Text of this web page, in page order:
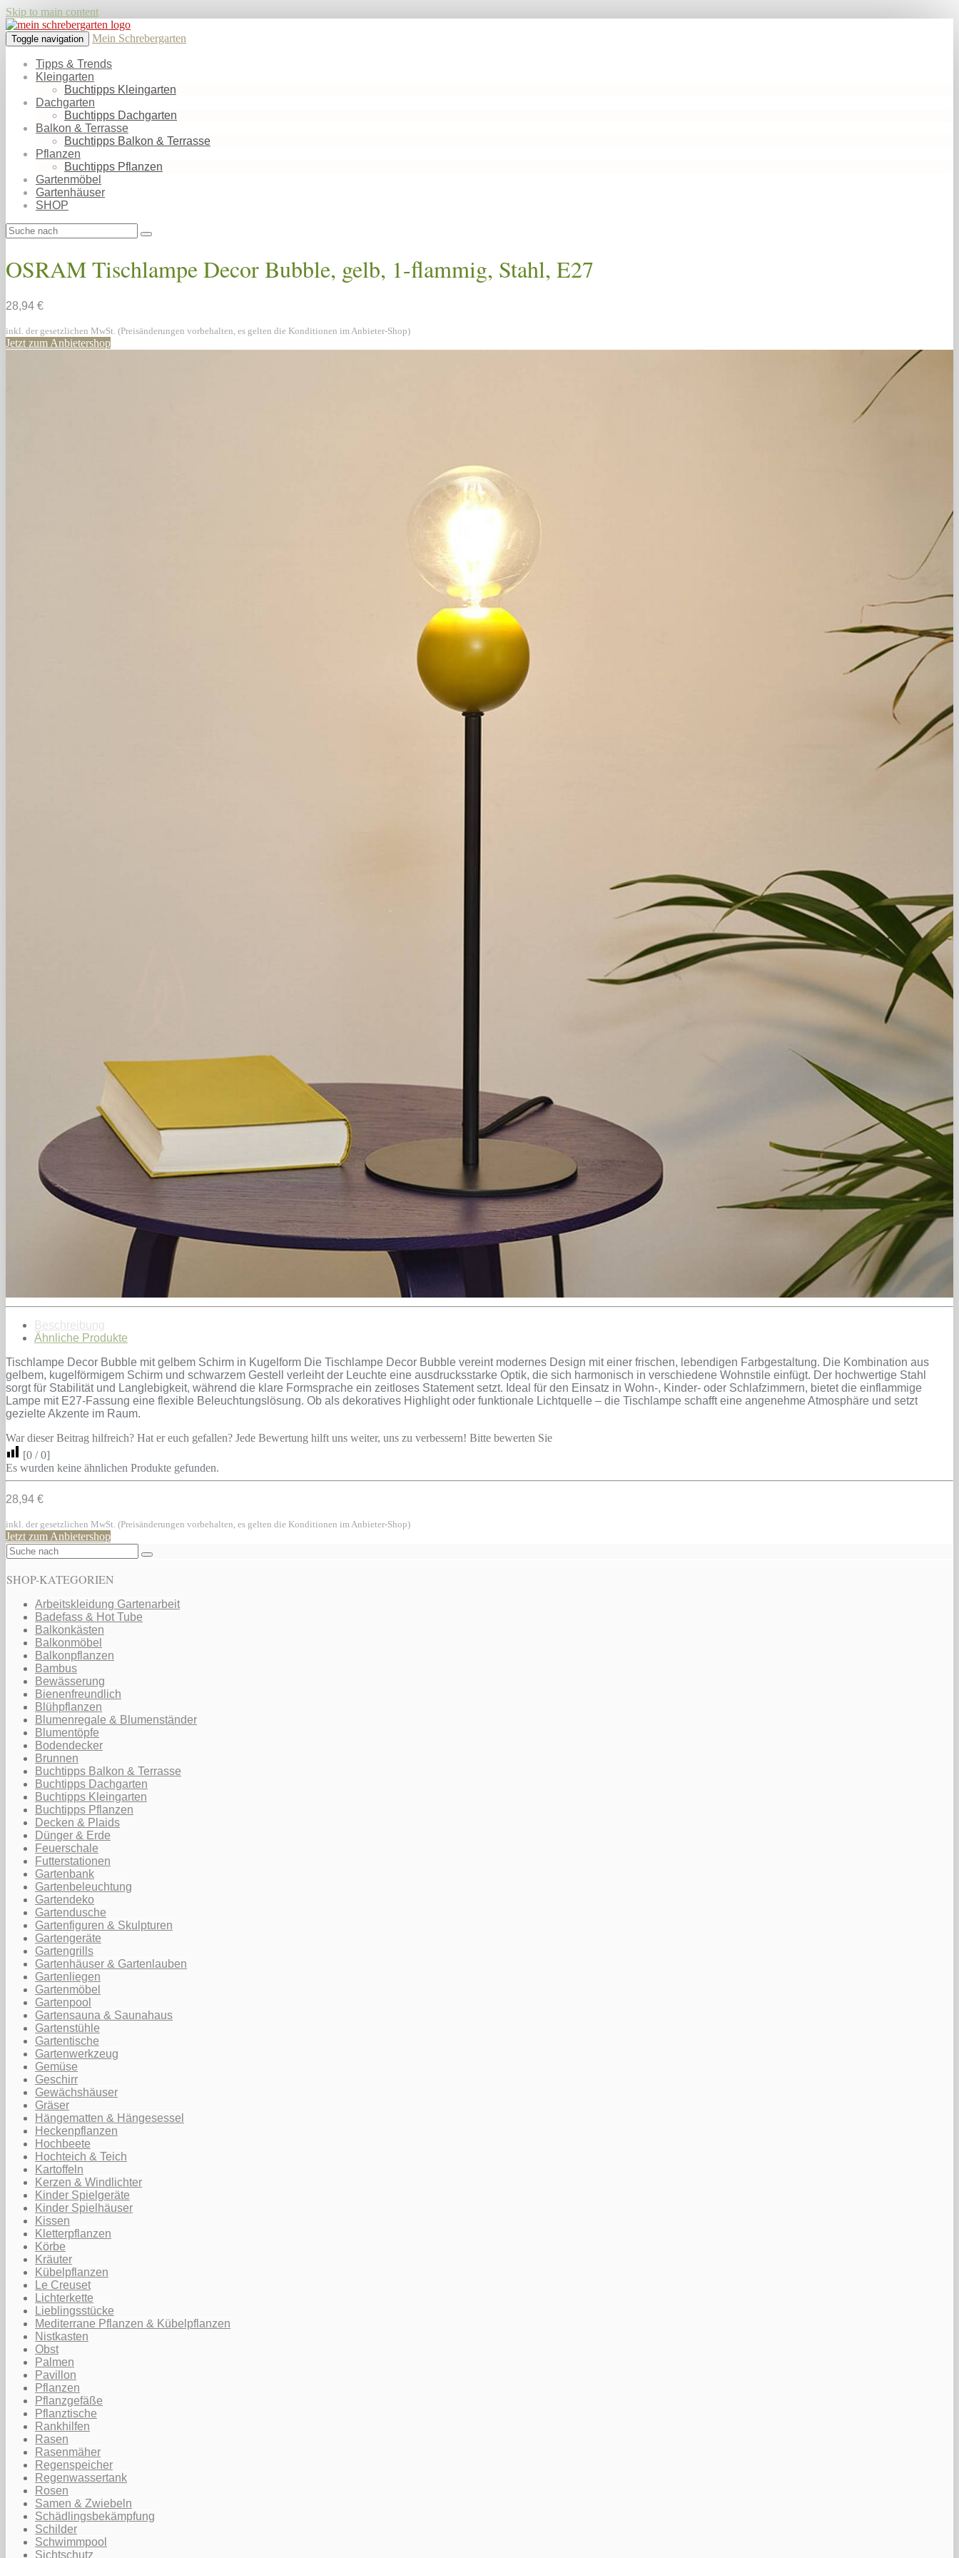
Skip to main content
Toggle navigation Mein Schrebergarten
Tipps & Trends
Kleingarten
Buchtipps Kleingarten
Dachgarten
Buchtipps Dachgarten
Balkon & Terrasse
Buchtipps Balkon & Terrasse
Pflanzen
Buchtipps Pflanzen
Gartenmöbel
Gartenhäuser
SHOP
OSRAM Tischlampe Decor Bubble, gelb, 1-flammig, Stahl, E27
28,94 €
inkl. der gesetzlichen MwSt. (Preisänderungen vorbehalten, es gelten die Konditionen im Anbieter-Shop)
Jetzt zum Anbietershop
Beschreibung
Ähnliche Produkte
Tischlampe Decor Bubble mit gelbem Schirm in Kugelform Die Tischlampe Decor Bubble vereint modernes Design mit einer frischen, lebendigen Farbgestaltung. Die Kombination aus
gelbem, kugelförmigem Schirm und schwarzem Gestell verleiht der Leuchte eine ausdrucksstarke Optik, die sich harmonisch in verschiedene Wohnstile einfügt. Der hochwertige Stahl
sorgt für Stabilität und Langlebigkeit, während die klare Formsprache ein zeitloses Statement setzt. Ideal für den Einsatz in Wohn-, Kinder- oder Schlafzimmern, bietet die einflammige
Lampe mit E27-Fassung eine flexible Beleuchtungslösung. Ob als dekoratives Highlight oder funktionale Lichtquelle – die Tischlampe schafft eine angenehme Atmosphäre und setzt
gezielte Akzente im Raum.
War dieser Beitrag hilfreich? Hat er euch gefallen? Jede Bewertung hilft uns weiter, uns zu verbessern! Bitte bewerten Sie
[0 /0]
Es wurden keine ähnlichen Produkte gefunden.
28,94 €
inkl. der gesetzlichen MwSt. (Preisänderungen vorbehalten, es gelten die Konditionen im Anbieter-Shop)
Jetzt zum Anbietershop
SHOP-KATEGORIEN
Arbeitskleidung Gartenarbeit
Badefass & Hot Tube
Balkonkästen
Balkonmöbel
Balkonpflanzen
Bambus
Bewässerung
Bienenfreundlich
Blühpflanzen
Blumenregale & Blumenständer
Blumentöpfe
Bodendecker
Brunnen
Buchtipps Balkon & Terrasse
Buchtipps Dachgarten
Buchtipps Kleingarten
Buchtipps Pflanzen
Decken & Plaids
Dünger & Erde
Feuerschale
Futterstationen
Gartenbank
Gartenbeleuchtung
Gartendeko
Gartendusche
Gartenfiguren & Skulpturen
Gartengeräte
Gartengrills
Gartenhäuser & Gartenlauben
Gartenliegen
Gartenmöbel
Gartenpool
Gartensauna & Saunahaus
Gartenstühle
Gartentische
Gartenwerkzeug
Gemüse
Geschirr
Gewächshäuser
Gräser
Hängematten & Hängesessel
Heckenpflanzen
Hochbeete
Hochteich & Teich
Kartoffeln
Kerzen & Windlichter
Kinder Spielgeräte
Kinder Spielhäuser
Kissen
Kletterpflanzen
Körbe
Kräuter
Kübelpflanzen
Le Creuset
Lichterkette
Lieblingsstücke
Mediterrane Pflanzen & Kübelpflanzen
Nistkasten
Obst
Palmen
Pavillon
Pflanzen
Pflanzgefäße
Pflanztische
Rankhilfen
Rasen
Rasenmäher
Regenspeicher
Regenwassertank
Rosen
Samen & Zwiebeln
Schädlingsbekämpfung
Schilder
Schwimmpool
Sichtschutz